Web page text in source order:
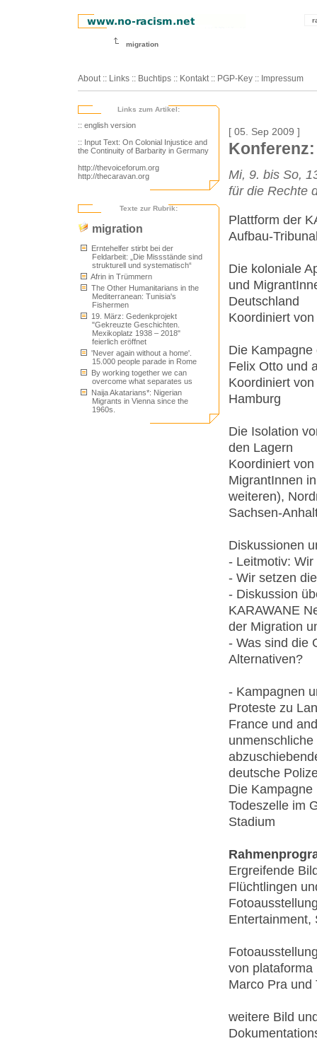
migration
About :: Links :: Buchtips :: Kontakt :: PGP-Key :: Impressum
Links zum Artikel:
:: english version
:: Input Text: On Colonial Injustice and
the Continuity of Barbarity in Germany
http://thevoiceforum.org
http://thecaravan.org
Texte zur Rubrik:
migration
Erntehelfer stirbt bei der
Feldarbeit: „Die Missstände sind
strukturell und systematisch“
Afrin in Trümmern
The Other Humanitarians in the
Mediterranean: Tunisia's
Fishermen
19. März: Gedenkprojekt
"Gekreuzte Geschichten.
Mexikoplatz 1938 – 2018"
feierlich eröffnet
'Never again without a home'.
15.000 people parade in Rome
By working together we can
overcome what separates us
Naija Akatarians*: Nigerian
Migrants in Vienna since the
1960s.
[ 05. Sep 2009 ]
Mi, 9. bis So,
für die Rechte
Plattform der
Aufbau-
Die koloniale
und
Deutschland
Koordiniert
Die
Felix Otto und
Koordiniert
Hamburg
Die Isolation
den Lagern
Koordiniert
MigrantInnen
weiteren),
Sachsen-
Diskussionen
- Leitmotiv:
- Wir setzen
- Diskussion
KARAWANE
der Migration
- Was sind die
Alternativen?
- Kampagnen
Proteste zu
France und
deutsche
Die
Todeszelle im
Stadium
Ergreifende
Flüchtlingen
Entertainment,
von plataforma
Marco Pra und
weitere Bild